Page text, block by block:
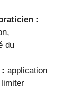
:
du
application
limiter